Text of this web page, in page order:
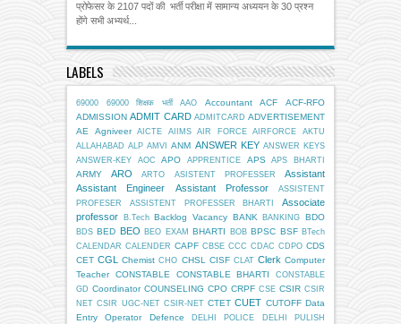
प्रोफेसर के 2107 पदों की भर्ती परीक्षा में सामान्य अध्ययन के 30 प्रश्न
होंगे सभी अभ्यर्थ...
LABELS
69000 69000 शिक्षक भर्ती AAO Accountant ACF
ACF-RFO
ADMISSION ADMIT CARD ADMITCARD ADVERTISEMENT
AE
Agniveer AICTE AIIMS AIR FORCE AIRFORCE
AKTU
ALLAHABAD ALP AMVI ANM ANSWER KEY ANSWER KEYS
ANSWER-KEY
AOC APO APPRENTICE APS APS BHARTI
ARMY ARO ARTO ASISTENT PROFESSER
Assistant
Assistant Engineer
Assistant Professor
ASSISTENT
PROFESER
ASSISTENT PROFESSER BHARTI
Associate
professor
B.Tech Backlog Vacancy BANK BANKING BDO
BDS BED BEO BEO EXAM BHARTI BOB BPSC BSF BTech
CALENDAR CALENDER CAPF CBSE CCC CDAC CDPO CDS
CET CGL Chemist CHO CHSL CISF CLAT Clerk Computer
Teacher
CONSTABLE CONSTABLE BHARTI
CONSTABLE
GD Coordinator COUNSELING CPO CRPF CSE CSIR CSIR
NET CSIR UGC-NET CSIR-NET CTET CUET CUTOFF Data
Entry Operator
Defence DELHI POLICE DELHI PULISH